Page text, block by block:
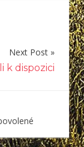
Next Post
k dispozici
u
textu